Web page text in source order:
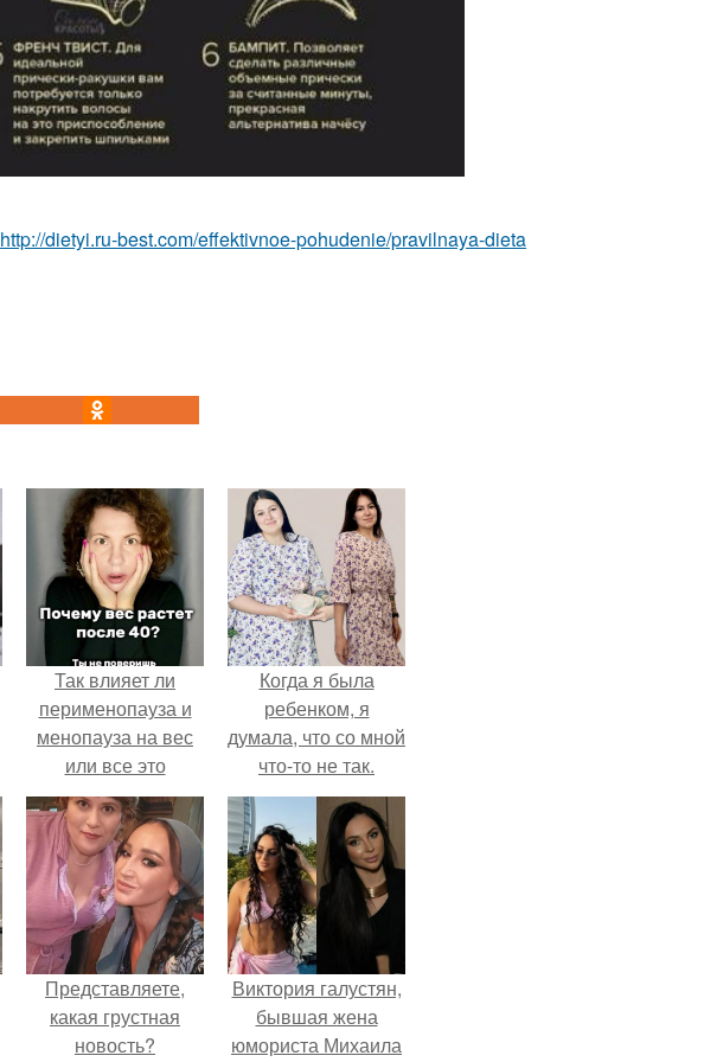
http://dietyi.ru-best.com/effektivnoe-pohudenie/pravilnaya-dieta
Так влияет ли
перименопауза и
менопауза на вес
или все это
ерунда?
Когда я была
ребенком, я
думала, что со мной
что-то не так.
Представляете,
какая грустная
новость?
Виктория галустян,
бывшая жена
юмориста Михаила